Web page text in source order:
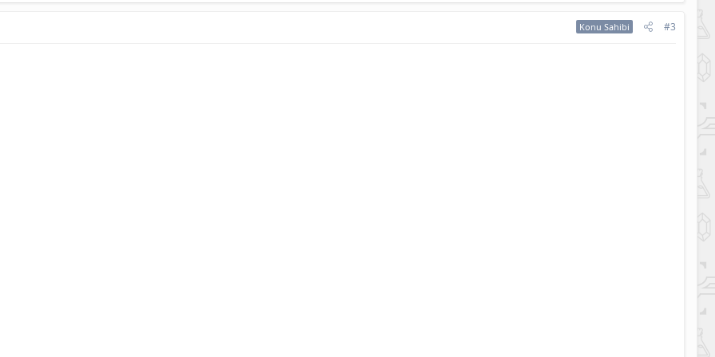
Konu Sahibi #3